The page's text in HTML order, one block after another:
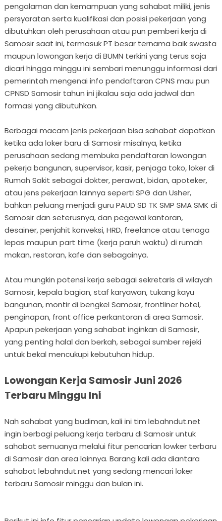
pengalaman dan kemampuan yang sahabat miliki, jenis
persyaratan serta kualifikasi dan posisi pekerjaan yang
dibutuhkan oleh perusahaan atau pun pemberi kerja di
Samosir saat ini, termasuk PT besar ternama baik swasta
maupun lowongan kerja di BUMN terkini yang terus saja
dicari hingga minggu ini sembari menunggu informasi dari
pemerintah mengenai info pendaftaran CPNS mau pun
CPNSD Samosir tahun ini jikalau saja ada jadwal dan
formasi yang dibutuhkan.
Berbagai macam jenis pekerjaan bisa sahabat dapatkan
ketika ada loker baru di Samosir misalnya, ketika
perusahaan sedang membuka pendaftaran lowongan
pekerja bangunan, supervisor, kasir, penjaga toko, loker di
Rumah Sakit sebagai dokter, perawat, bidan, apoteker,
atau jens pekerjaan lainnya seperti SPG dan Usher,
bahkan peluang menjadi guru PAUD SD TK SMP SMA SMK di
Samosir dan seterusnya, dan pegawai kantoran,
desainer, penjahit konveksi, HRD, freelance atau tenaga
lepas maupun part time (kerja paruh waktu) di rumah
makan, restoran, kafe dan sebagainya.
Atau mungkin potensi kerja sebagai sekretaris di wilayah
Samosir, kepala bagian, staf karyawan, tukang kayu
bangunan, montir di bengkel Samosir, frontliner hotel,
penginapan, front office perkantoran di area Samosir.
Apapun pekerjaan yang sahabat inginkan di Samosir,
yang penting halal dan berkah, sebagai sumber rejeki
untuk bekal mencukupi kebutuhan hidup.
Lowongan Kerja Samosir Juni 2026
Terbaru Minggu Ini
Nah sahabat yang budiman, kali ini tim lebahndut.net
ingin berbagi peluang kerja terbaru di Samosir untuk
sahabat semuanya melalui fitur pencarian lowker terbaru
di Samosir dan area lainnya. Barang kali ada diantara
sahabat lebahndut.net yang sedang mencari loker
terbaru Samosir minggu dan bulan ini.